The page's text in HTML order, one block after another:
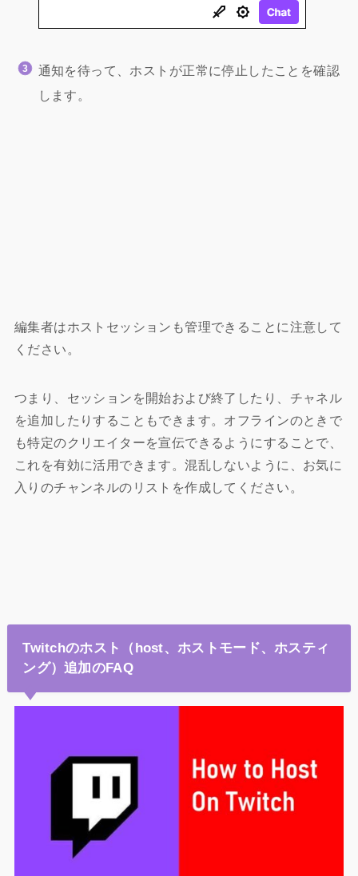
通知を待って、ホストが正常に停止したことを確認
します。
編集者はホストセッションも管理できることに注意して
ください。
つまり、セッションを開始および終了したり、チャネル
を追加したりすることもできます。オフラインのときで
も特定のクリエイターを宣伝できるようにすることで、
これを有効に活用できます。混乱しないように、お気に
入りのチャンネルのリストを作成してください。
Twitchのホスト（host、ホストモード、ホスティ
ング）追加のFAQ